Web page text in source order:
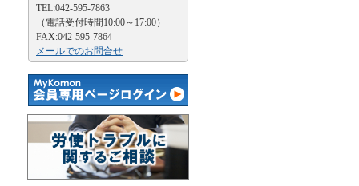
TEL:042-595-7863
（電話受付時間10:00～17:00）
FAX:042-595-7864
メールでのお問合せ